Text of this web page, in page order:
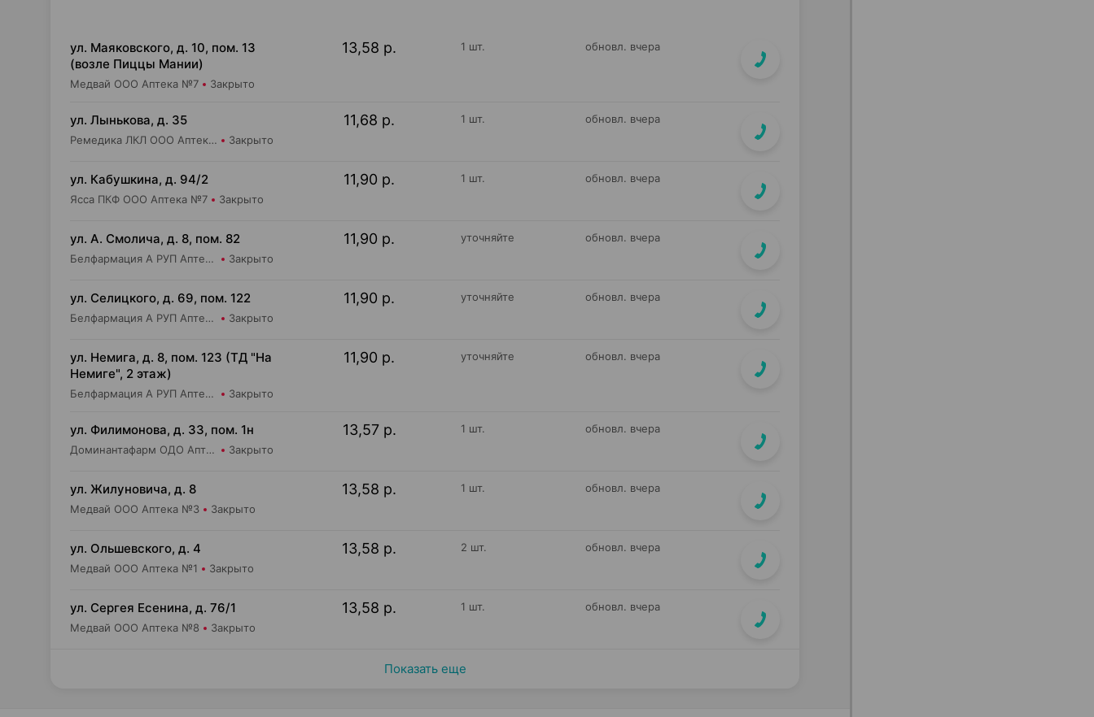
ул. Маяковского, д. 10, пом. 13
(возле Пиццы Мании)
Медвай ООО Аптека №7 Закрыто
13,58 р. 1 шт. обновл. вчера
ул. Лынькова, д. 35
Ремедика ЛКЛ ООО Аптека №4 Закрыто
11,68 р. 1 шт. обновл. вчера
ул. Кабушкина, д. 94/2
Ясса ПКФ ООО Аптека №7 Закрыто
11,90 р. 1 шт. обновл. вчера
ул. А. Смолича, д. 8, пом. 82
Белфармация А РУП Аптека №3 Закрыто
11,90 р. уточняйте обновл. вчера
ул. Селицкого, д. 69, пом. 122
Белфармация А РУП Аптека №102 Закрыто
11,90 р. уточняйте обновл. вчера
ул. Немига, д. 8, пом. 123 (ТД "На
Немиге", 2 этаж)
Белфармация А РУП Аптека №7 Закрыто
11,90 р. уточняйте обновл. вчера
ул. Филимонова, д. 33, пом. 1н
Доминантафарм ОДО Аптека №11 Закрыто
13,57 р. 1 шт. обновл. вчера
ул. Жилуновича, д. 8
Медвай ООО Аптека №3 Закрыто
13,58 р. 1 шт. обновл. вчера
ул. Ольшевского, д. 4
Медвай ООО Аптека №1 Закрыто
13,58 р. 2 шт. обновл. вчера
ул. Сергея Есенина, д. 76/1
Медвай ООО Аптека №8 Закрыто
13,58 р. 1 шт. обновл. вчера
Показать еще